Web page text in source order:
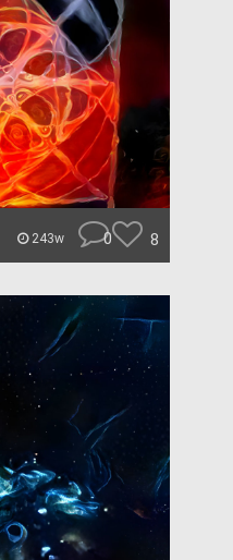
243w 0 8